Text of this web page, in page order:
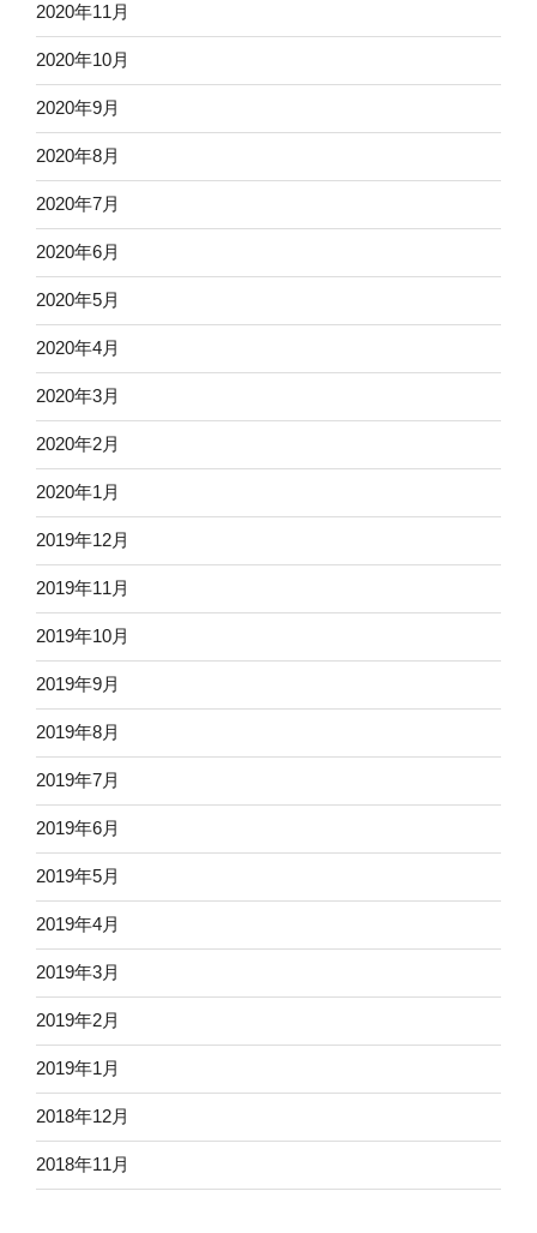
2020年11月
2020年10月
2020年9月
2020年8月
2020年7月
2020年6月
2020年5月
2020年4月
2020年3月
2020年2月
2020年1月
2019年12月
2019年11月
2019年10月
2019年9月
2019年8月
2019年7月
2019年6月
2019年5月
2019年4月
2019年3月
2019年2月
2019年1月
2018年12月
2018年11月